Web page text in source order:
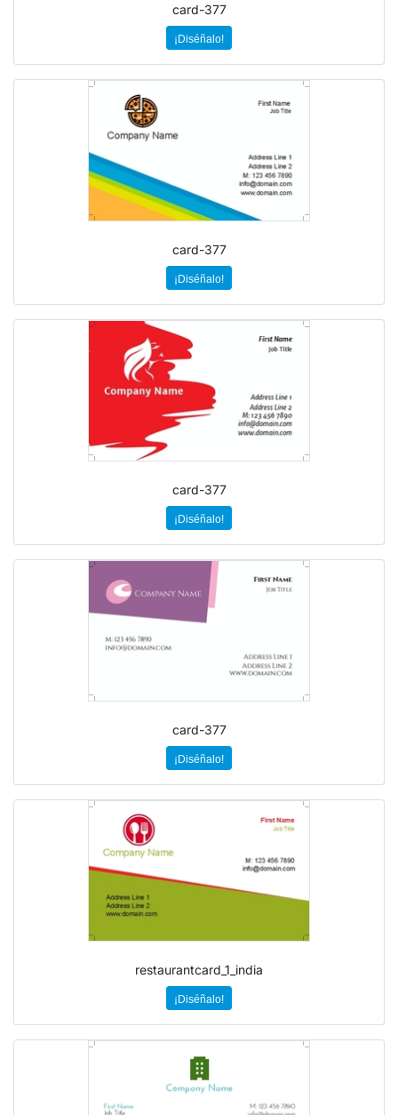
card-377
¡Diséñalo!
card-377
¡Diséñalo!
card-377
¡Diséñalo!
card-377
¡Diséñalo!
restaurantcard_1_india
¡Diséñalo!